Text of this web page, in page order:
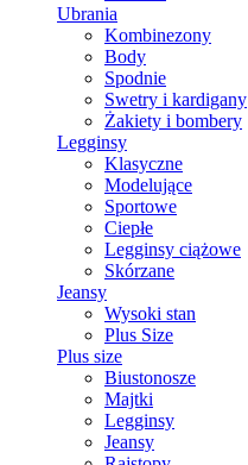
Ubrania
Kombinezony
Body
Spodnie
Swetry i kardigany
Żakiety i bombery
Legginsy
Klasyczne
Modelujące
Sportowe
Ciepłe
Legginsy ciążowe
Skórzane
Jeansy
Wysoki stan
Plus Size
Plus size
Biustonosze
Majtki
Legginsy
Jeansy